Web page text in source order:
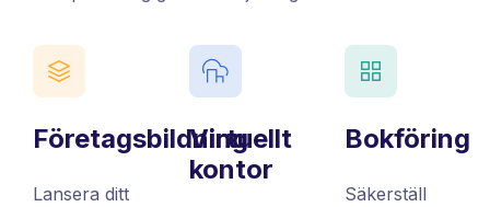
Företagsbildning
Lansera ditt
Virtuellt
kontor
Bokföring
Säkerställ